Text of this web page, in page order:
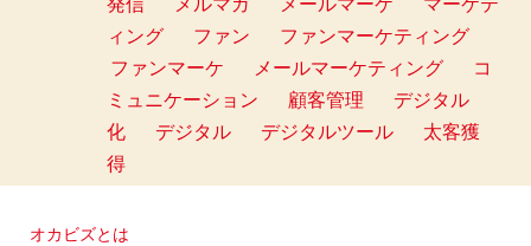
発信
メルマガ メールマーケ
マーケテ
ィング
ファン
ファンマーケティング
ファンマーケ
メールマーケティング
コ
ミュニケーション
顧客管理
デジタル
化
デジタル デジタルツール
太客獲
得
オカビズとは